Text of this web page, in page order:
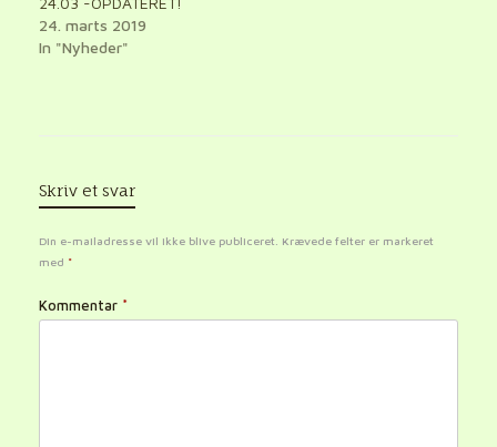
24. marts 2019
In "Nyheder"
Skriv et svar
Din e-mailadresse vil ikke blive publiceret. Krævede felter er markeret
med *
Kommentar *